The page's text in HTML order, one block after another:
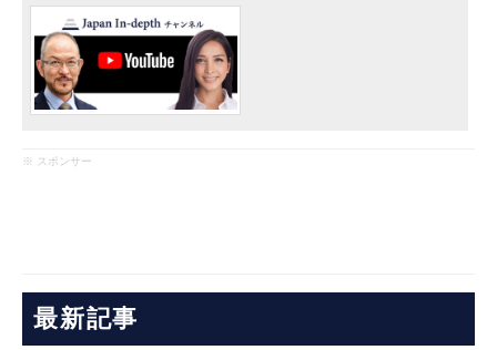
※ スポンサー
最新記事